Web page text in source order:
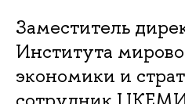
Заместитель
Института
экономики и